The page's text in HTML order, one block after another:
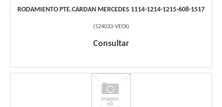
RODAMIENTO PTE.CARDAN MERCEDES 1114-1214-1215-608-1517
(524033-VECK)
Consultar